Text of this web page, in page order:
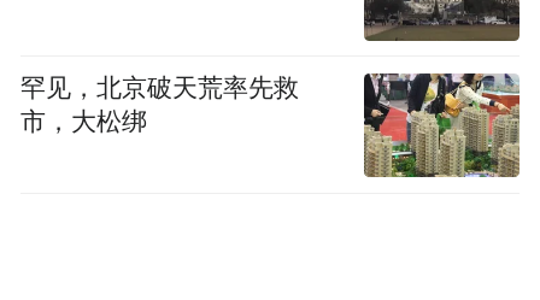
罕见，北京破天荒率先救
市，大松绑